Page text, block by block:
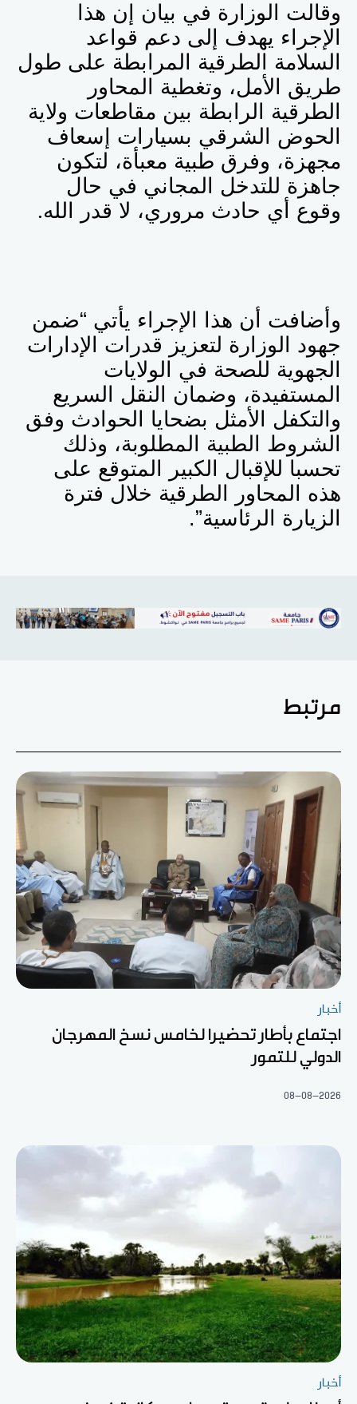
وقالت الوزارة في بيان إن هذا
الإجراء يهدف إلى دعم قواعد
السلامة الطرقية المرابطة على طول
طريق الأمل، وتغطية المحاور
الطرقية الرابطة بين مقاطعات ولاية
الحوض الشرقي بسيارات إسعاف
مجهزة، وفرق طبية معبأة، لتكون
جاهزة للتدخل المجاني في حال
وقوع أي حادث مروري، لا قدر الله.
وأضافت أن هذا الإجراء يأتي “ضمن
جهود الوزارة لتعزيز قدرات الإدارات
الجهوية للصحة في الولايات
المستفيدة، وضمان النقل السريع
والتكفل الأمثل بضحايا الحوادث وفق
الشروط الطبية المطلوبة، وذلك
تحسبا للإقبال الكبير المتوقع على
هذه المحاور الطرقية خلال فترة
الزيارة الرئاسية”.
مرتبط
أخبار
اجتماع بأطار تحضيرا لخامس نسخ المهرجان
الدولي للتمور
08-08-2026
أخبار